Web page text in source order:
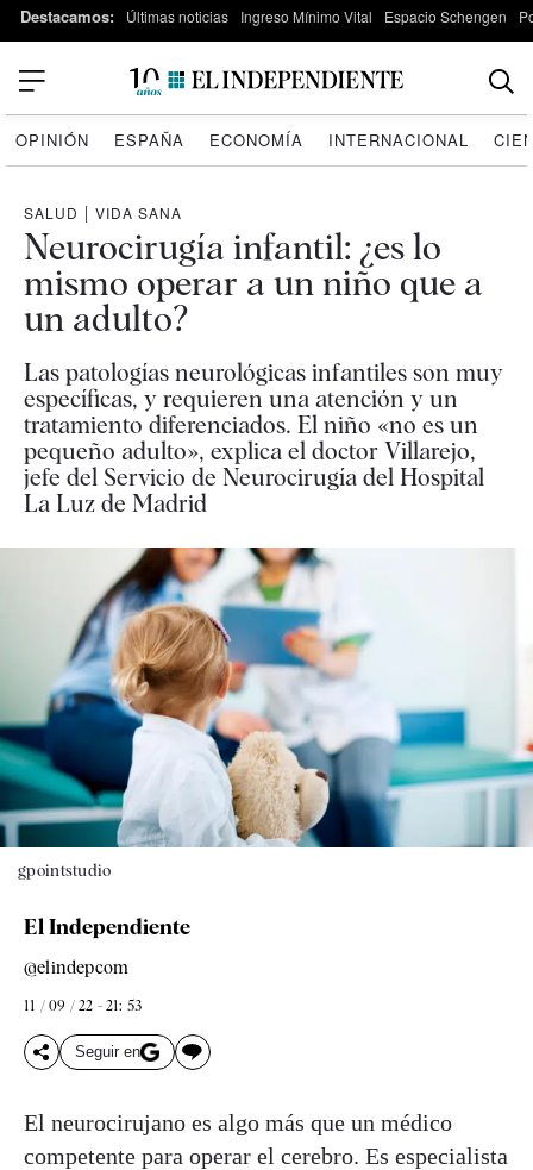
Destacamos: Últimas noticias Ingreso Mínimo Vital Espacio Schengen
OPINIÓN ESPAÑA ECONOMÍA INTERNACIONAL
SALUD | VIDA SANA
Neurocirugía infantil: ¿es lo
mismo operar a un niño que a
un adulto?
Las patologías neurológicas infantiles son muy
específicas, y requieren una atención y un
tratamiento diferenciados. El niño «no es un
pequeño adulto», explica el doctor Villarejo,
jefe del Servicio de Neurocirugía del Hospital
La Luz de Madrid
gpointstudio
El Independiente
@elindepcom
11 / 09 / 22 - 21: 53
Seguir en
El neurocirujano es algo más que un médico
competente para operar el cerebro. Es especialista